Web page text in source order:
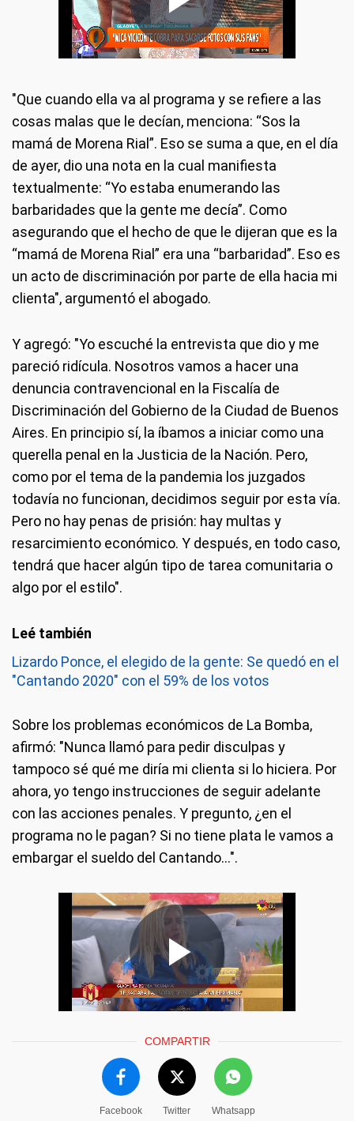
"Que cuando ella va al programa y se refiere a las
cosas malas que le decían, menciona: “Sos la
mamá de Morena Rial”. Eso se suma a que, en el día
de ayer, dio una nota en la cual manifiesta
textualmente: “Yo estaba enumerando las
barbaridades que la gente me decía”. Como
asegurando que el hecho de que le dijeran que es la
“mamá de Morena Rial” era una “barbaridad”. Eso es
un acto de discriminación por parte de ella hacia mi
clienta", argumentó el abogado.
Y agregó: "Yo escuché la entrevista que dio y me
pareció ridícula. Nosotros vamos a hacer una
denuncia contravencional en la Fiscalía de
Discriminación del Gobierno de la Ciudad de Buenos
Aires. En principio sí, la íbamos a iniciar como una
querella penal en la Justicia de la Nación. Pero,
como por el tema de la pandemia los juzgados
todavía no funcionan, decidimos seguir por esta vía.
Pero no hay penas de prisión: hay multas y
resarcimiento económico. Y después, en todo caso,
tendrá que hacer algún tipo de tarea comunitaria o
algo por el estilo".
Lizardo Ponce, el elegido de la gente: Se quedó en el
"Cantando 2020" con el 59% de los votos
Sobre los problemas económicos de La Bomba,
afirmó: "Nunca llamó para pedir disculpas y
tampoco sé qué me diría mi clienta si lo hiciera. Por
ahora, yo tengo instrucciones de seguir adelante
con las acciones penales. Y pregunto, ¿en el
programa no le pagan? Si no tiene plata le vamos a
embargar el sueldo del Cantando...".
COMPARTIR
Facebook Twitter Whatsapp